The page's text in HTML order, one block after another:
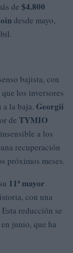
de $4.800
desde mayo,
bajista, con
los inversores
la baja. Georgii
de TYMIO
a los
recuperación
próximos meses.
11ª mayor
con una
reducción se
junio, que ha